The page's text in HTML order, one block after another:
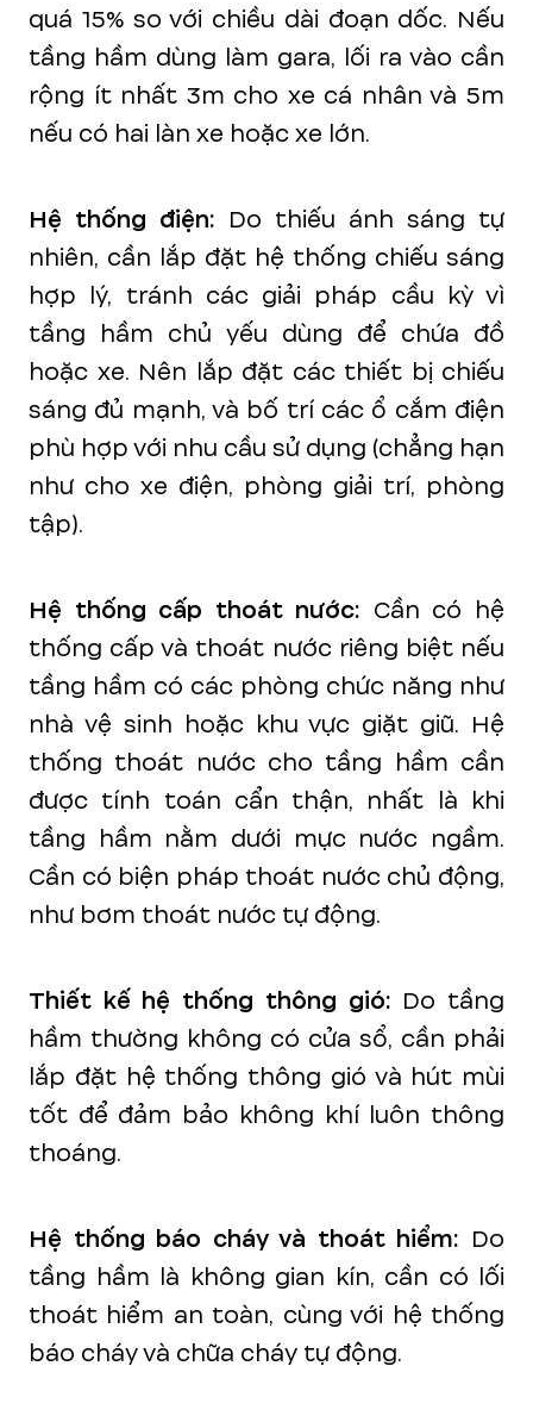
quá 15% so với chiều dài đoạn dốc. Nếu
tầng hầm dùng làm gara, lối ra vào cần
rộng ít nhất 3m cho xe cá nhân và 5m
nếu có hai làn xe hoặc xe lớn.
Hệ thống điện: Do thiếu ánh sáng tự
nhiên, cần lắp đặt hệ thống chiếu sáng
hợp lý, tránh các giải pháp cầu kỳ vì
tầng hầm chủ yếu dùng để chứa đồ
hoặc xe. Nên lắp đặt các thiết bị chiếu
sáng đủ mạnh, và bố trí các ổ cắm điện
phù hợp với nhu cầu sử dụng (chẳng hạn
như cho xe điện, phòng giải trí, phòng
tập).
Hệ thống cấp thoát nước: Cần có hệ
thống cấp và thoát nước riêng biệt nếu
tầng hầm có các phòng chức năng như
nhà vệ sinh hoặc khu vực giặt giũ. Hệ
thống thoát nước cho tầng hầm cần
được tính toán cẩn thận, nhất là khi
tầng hầm nằm dưới mực nước ngầm.
Cần có biện pháp thoát nước chủ động,
như bơm thoát nước tự động.
Thiết kế hệ thống thông gió: Do tầng
hầm thường không có cửa sổ, cần phải
lắp đặt hệ thống thông gió và hút mùi
tốt để đảm bảo không khí luôn thông
thoáng.
Hệ thống báo cháy và thoát hiểm: Do
tầng hầm là không gian kín, cần có lối
thoát hiểm an toàn, cùng với hệ thống
báo cháy và chữa cháy tự động.